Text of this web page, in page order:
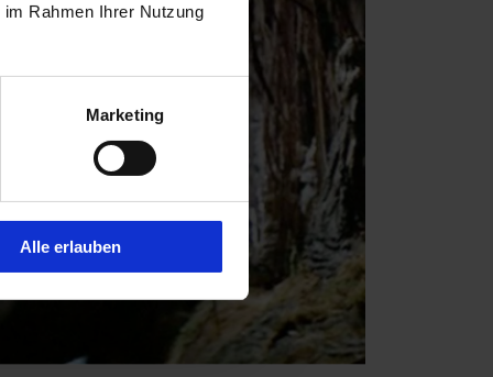
Rahmen Ihrer Nutzung
Marketing
Alle erlauben